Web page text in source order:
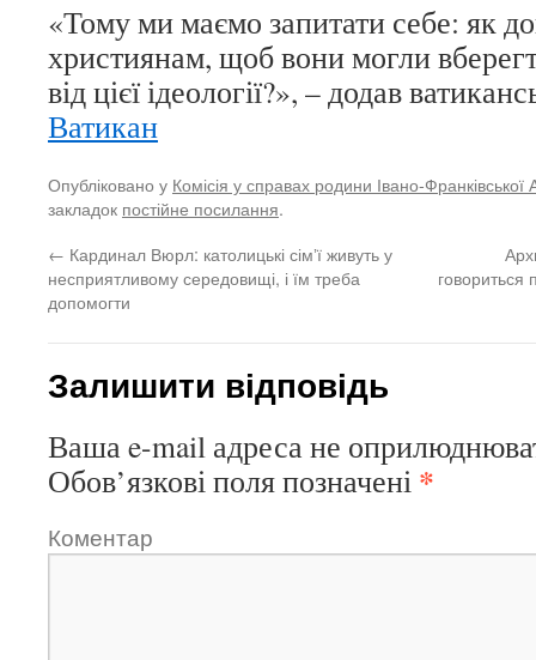
«Тому ми маємо запитати себе: як
християнам, щоб вони могли
від цієї ідеології?», – додав
Ватикан
Опубліковано у Комісія у справах родини Івано-Франківської
закладок постійне посилання.
← Кардинал Вюрл: католицькі сімʼї живуть у
несприятливому середовищі, і їм треба
допомогти
Залишити відповідь
Ваша e-mail адреса не
Обов’язкові поля позначені *
Коментар